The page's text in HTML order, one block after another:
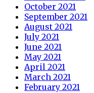
October 2021
September 2021
August 2021
July 2021
June 2021
May 2021
April 2021
March 2021
February 2021